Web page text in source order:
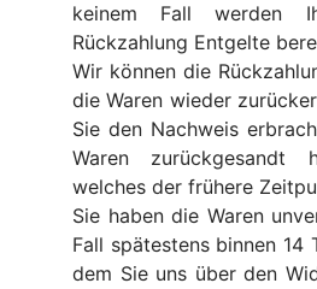
keinem Fall werden
Rückzahlung Entgelte
Wir können die
die Waren wieder
Sie den Nachweis
Waren zurückgesandt
welches der frühere
Sie haben die Waren
Fall spätestens binnen 14
dem Sie uns über den